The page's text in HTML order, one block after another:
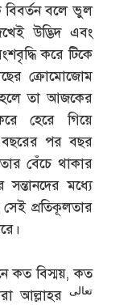
বিবর্তন বলে ভুল
উদ্ভিদ এবং
করে টিকে
ক্রোমোজোম
তা আজকের
হেরে গিয়ে
পর বছর
বেঁচে থাকার
মধ্যে
সেই প্রতিকূলতার
কত বিস্ময়, কত
আল্লাহর تعالى